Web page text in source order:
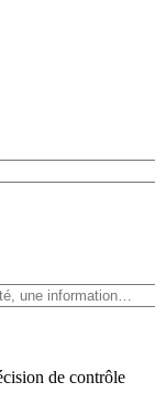
de contrôle